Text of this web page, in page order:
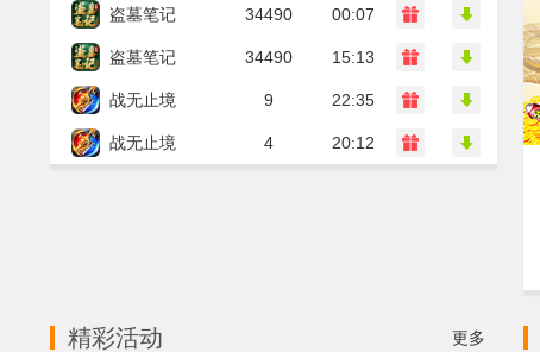
盗墓笔记 34490 00:07
盗墓笔记 34490 15:13
战无止境 9 22:35
战无止境 4 20:12
精彩活动 更多